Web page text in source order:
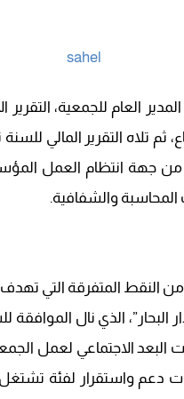
ثم تلاه التقرير المالي
من جهة انتظام العمل
المحاسبة والشفافية.
النقط المتفرقة التي تهدف
البحار”، الذي نال
البعد الاجتماعي لعمل
دعم واستقرار لفئة